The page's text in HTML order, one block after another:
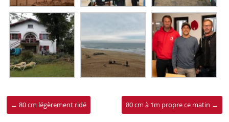
← 80 cm légèrement ridé 80 cm à 1m propre ce matin →